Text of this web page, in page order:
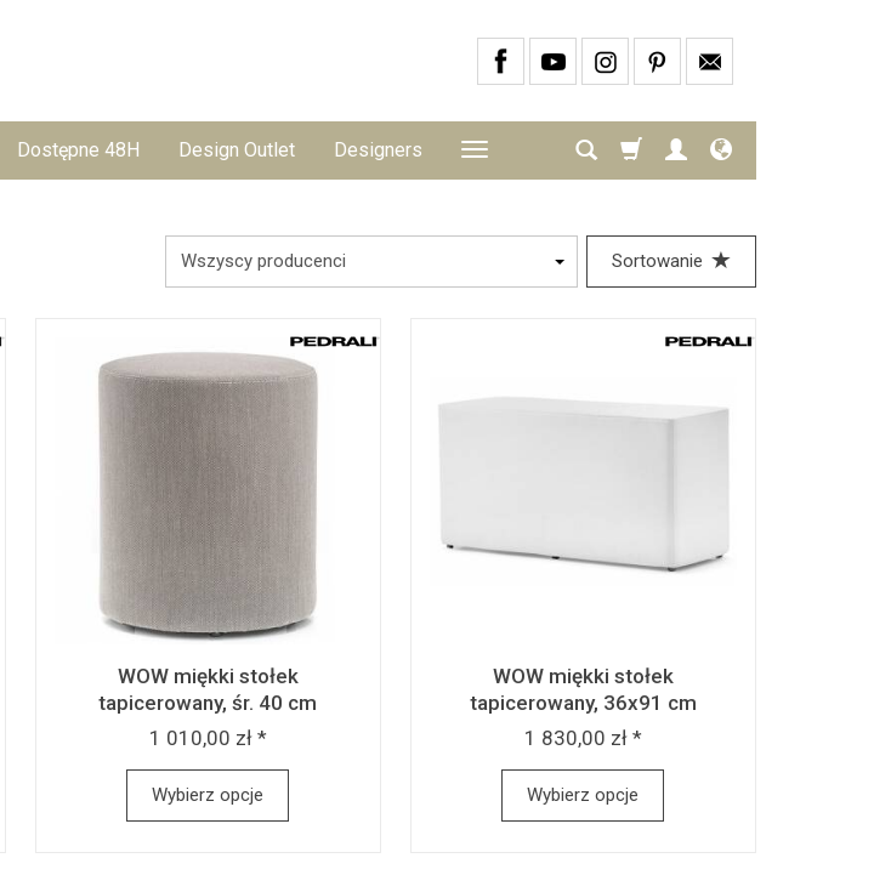
Dostępne 48H Design Outlet Designers
Sortowanie
WOW miękki stołek
tapicerowany, śr. 40 cm
1 010,00 zł *
Wybierz opcje
WOW miękki stołek
tapicerowany, 36x91 cm
1 830,00 zł *
Wybierz opcje